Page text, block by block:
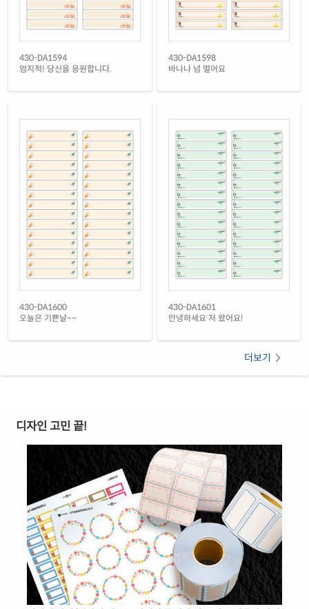
430-DA1594
엄지척! 당신을 응원합니다.
430-DA1598
바나나 넘 멀어요
430-DA1600
오늘은 기쁜날~~
430-DA1601
안녕하세요 저 왔어요!
더보기
디자인 고민 끝!